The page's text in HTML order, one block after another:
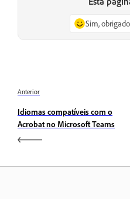
Sim, obrigado
Anterior
Idiomas compatíveis com o
Acrobat no Microsoft Teams